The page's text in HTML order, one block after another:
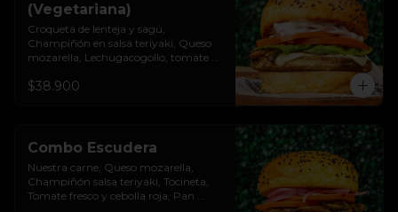
(Vegetariana)
Croqueta de lenteja y sagú,
Champiñón en salsa teriyaki, Queso
mozarella, Lechugacogollo, tomate
ajo, Pan brioche premium. Incluye
$38.900
Combo Escudera
Nuestra carne, Queso mozarella,
Champiñón salsa teriyaki, Tocineta,
Tomate fresco y cebolla roja, Pan